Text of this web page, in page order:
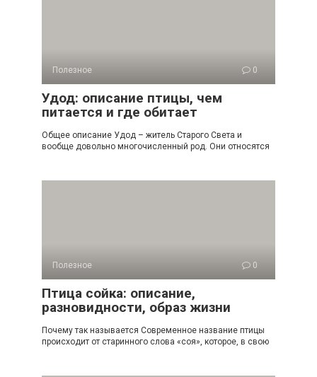
Полезное 0
Удод: описание птицы, чем
питается и где обитает
Общее описание Удод – житель Старого Света и
вообще довольно многочисленный род. Они относятся
Полезное 0
Птица сойка: описание,
разновидности, образ жизни
Почему так называется Современное название птицы
происходит от старинного слова «соя», которое, в свою